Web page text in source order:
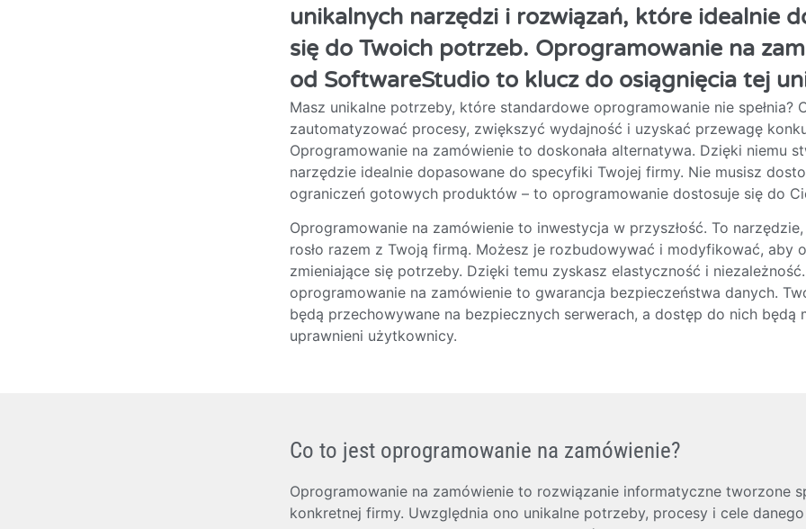
unikalnych narzędzi i rozwiązań, które idealnie
się do Twoich potrzeb. Oprogramowanie na
od SoftwareStudio to klucz do osiągnięcia tej
Masz unikalne potrzeby, które standardowe oprogramowanie nie spełnia?
zautomatyzować procesy, zwiększyć wydajność i uzyskać przewagę
Oprogramowanie na zamówienie to doskonała alternatywa. Dzięki niemu
narzędzie idealnie dopasowane do specyfiki Twojej firmy. Nie musisz
ograniczeń gotowych produktów – to oprogramowanie dostosuje się do
Oprogramowanie na zamówienie to inwestycja w przyszłość. To
rosło razem z Twoją firmą. Możesz je rozbudowywać i modyfikować, aby
zmieniające się potrzeby. Dzięki temu zyskasz elastyczność i
oprogramowanie na zamówienie to gwarancja bezpieczeństwa danych.
będą przechowywane na bezpiecznych serwerach, a dostęp do nich będą
uprawnieni użytkownicy.
Co to jest oprogramowanie na zamówienie?
Oprogramowanie na zamówienie to rozwiązanie informatyczne tworzone
konkretnej firmy. Uwzględnia ono unikalne potrzeby, procesy i cele danego